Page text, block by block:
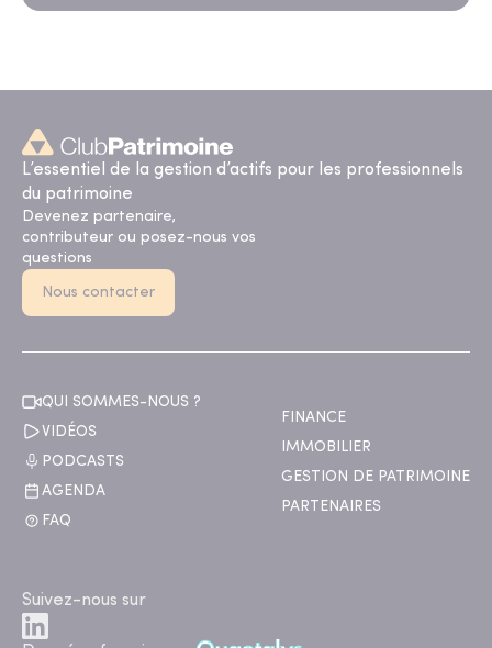
L’essentiel de la gestion d’actifs pour les professionnels
du patrimoine
Devenez partenaire,
contributeur ou posez-nous vos
questions
Nous contacter
QUI SOMMES-NOUS ?
VIDÉOS
PODCASTS
AGENDA
FAQ
FINANCE
IMMOBILIER
GESTION DE PATRIMOINE
PARTENAIRES
Suivez-nous sur